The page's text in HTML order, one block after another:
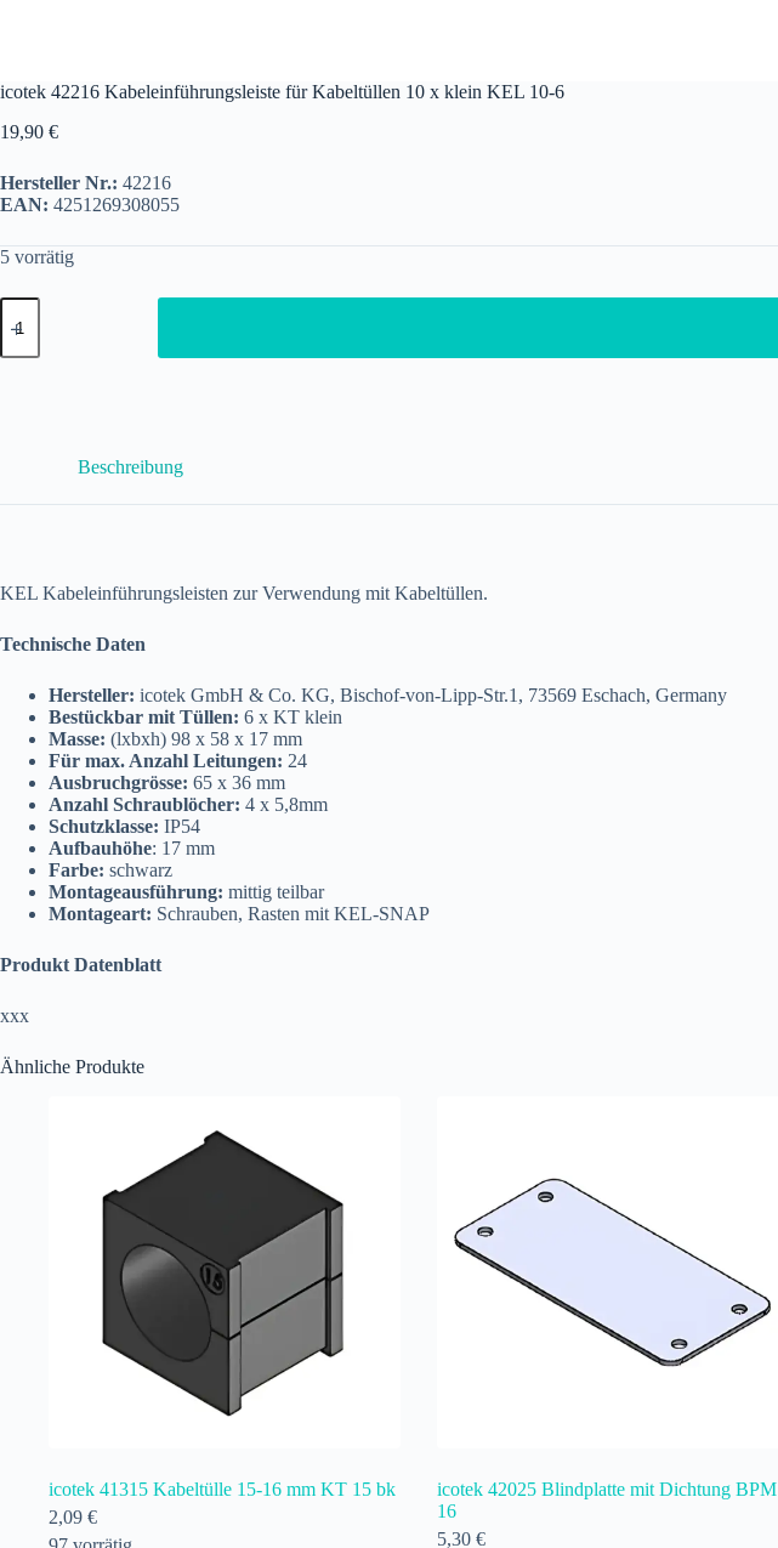
icotek 42216 Kabeleinführungsleiste für Kabeltüllen 10 x klein KEL 10-6
19,90 €
Hersteller Nr.: 42216
EAN: 4251269308055
5 vorrätig
icotek
42216
Beschreibung
KEL Kabeleinführungsleisten zur Verwendung mit Kabeltüllen.
Technische Daten
Hersteller: icotek GmbH & Co. KG, Bischof-von-Lipp-Str.1, 73569 Eschach, Germany
Bestückbar mit Tüllen: 6 x KT klein
Masse: (lxbxh) 98 x 58 x 17 mm
Für max. Anzahl Leitungen: 24
Ausbruchgrösse: 65 x 36 mm
Anzahl Schraublöcher: 4 x 5,8mm
Schutzklasse: IP54
Aufbauhöhe: 17 mm
Farbe: schwarz
Montageausführung: mittig teilbar
Montageart: Schrauben, Rasten mit KEL-SNAP
Produkt Datenblatt
xxx
Ähnliche Produkte
icotek 41315 Kabeltülle 15-16 mm KT 15 bk
2,09 €
icotek 42025 Blindplatte mit Dichtung BPM
16
5,30 €